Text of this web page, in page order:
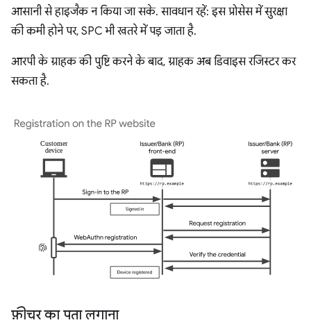
आसानी से हाइजैक न किया जा सके. सावधान रहें: इस प्रोसेस में सुरक्षा
की कमी होने पर, SPC भी खतरे में पड़ जाता है.
आरपी के ग्राहक की पुष्टि करने के बाद, ग्राहक अब डिवाइस रजिस्टर कर
सकता है.
फ़ीचर का पता लगाना